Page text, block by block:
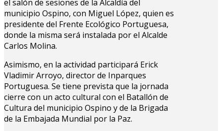
el salón de sesiones de la Alcaldía del
municipio Ospino, con Miguel López, quien es
presidente del Frente Ecológico Portuguesa,
donde la misma será instalada por el Alcalde
Carlos Molina.
Asimismo, en la actividad participará Erick
Vladimir Arroyo, director de Inparques
Portuguesa. Se tiene prevista que la jornada
cierre con un acto cultural con el Batallón de
Cultura del municipio Ospino y de la Brigada
de la Embajada Mundial por la Paz.